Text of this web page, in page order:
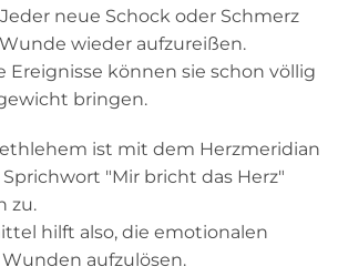
neue Schock oder Schmerz
wieder aufzureißen.
Ereignisse können sie schon völlig
bringen.
ist mit dem Herzmeridian
"Mir bricht das Herz"
zu.
hilft also, die emotionalen
aufzulösen.